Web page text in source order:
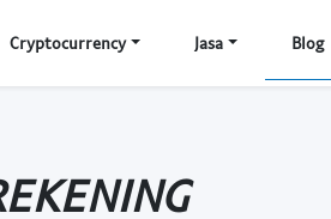
Cryptocurrency Jasa Blog